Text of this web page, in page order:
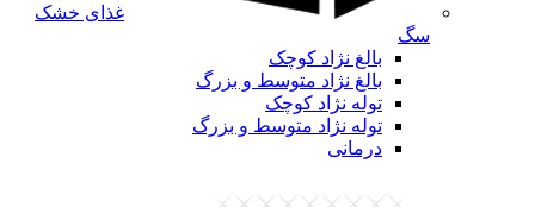
غذای خشک
سگ
بالغ نژاد کوچک
بالغ نژاد متوسط و بزرگ
توله نژاد کوچک
توله نژاد متوسط و بزرگ
درمانی